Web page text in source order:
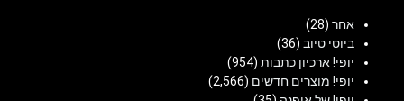
אחר (28)
ביוטי טיוב (36)
יופי! ארכיון כתבות (954)
יופי! מוצרים חדשים (2,566)